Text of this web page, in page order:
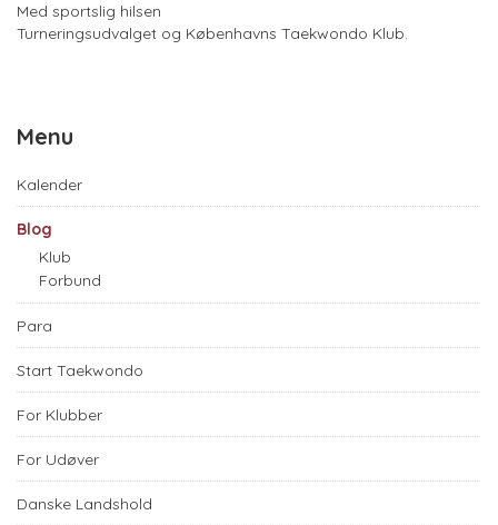
Med sportslig hilsen
Turneringsudvalget og Københavns Taekwondo Klub.
Menu
Kalender
Blog
Klub
Forbund
Para
Start Taekwondo
For Klubber
For Udøver
Danske Landshold